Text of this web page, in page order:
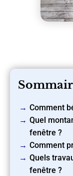
Comment
Quel
fenêtre ?
Comment
Quels
fenêtre ?